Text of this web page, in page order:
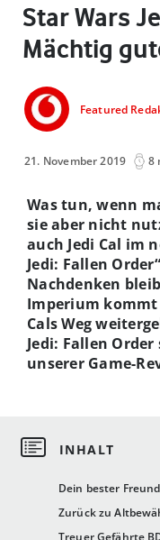
Star Wars
Mächtig
Featured
21. November 2019 8
Dein bester
Zurück zu
Treuer Gefährte
Was tun, wenn
sie aber nicht
auch Jedi Cal im
Jedi: Fallen
Nachdenken
Imperium kommt
Cals Weg
Jedi: Fallen
unserer Game-